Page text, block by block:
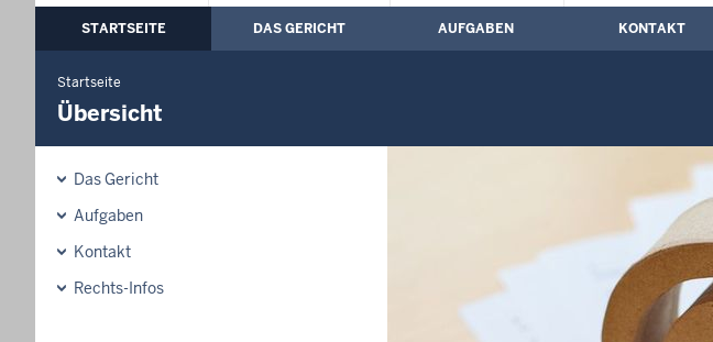
Hauptmenü: Hauptnavigation
STARTSEITE DAS GERICHT AUFGABEN KONTAKT
Startseite
Übersicht
Das Gericht
Aufgaben
Kontakt
Rechts-Infos